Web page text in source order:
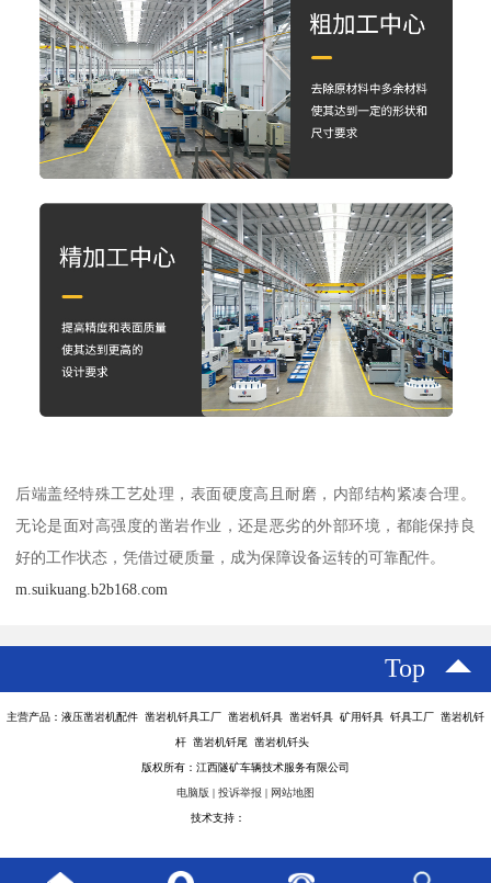
后端盖经特殊工艺处理，表面硬度高且耐磨，内部结构紧凑合理。
无论是面对高强度的凿岩作业，还是恶劣的外部环境，都能保持良
好的工作状态，凭借过硬质量，成为保障设备运转的可靠配件。
m.suikuang.b2b168.com
Top
主营产品：液压凿岩机配件 凿岩机钎具工厂 凿岩机钎具 凿岩钎具 矿用钎具 钎具工厂 凿岩机钎
杆 凿岩机钎尾 凿岩机钎头
版权所有：江西隧矿车辆技术服务有限公司
电脑版 | 投诉举报 | 网站地图
技术支持：